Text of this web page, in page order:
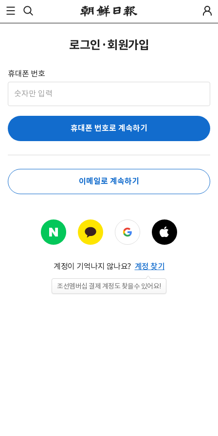
로그인·회원가입
휴대폰 번호
휴대폰 번호로 계속하기
이메일로 계속하기
계정이 기억나지 않나요? 계정 찾기
조선멤버십 결제 계정도 찾을수 있어요!